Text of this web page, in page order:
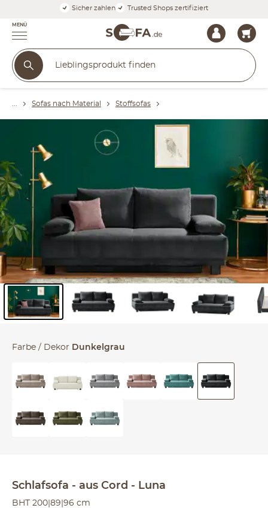
Sicher zahlen Trusted Shops zertifiziert
MENÜ
Sofas nach Material Stoffsofas
Schlafsofa aus Cord Luna
BHT 200|89|96 cm
Farbe / Dekor Dunkelgrau